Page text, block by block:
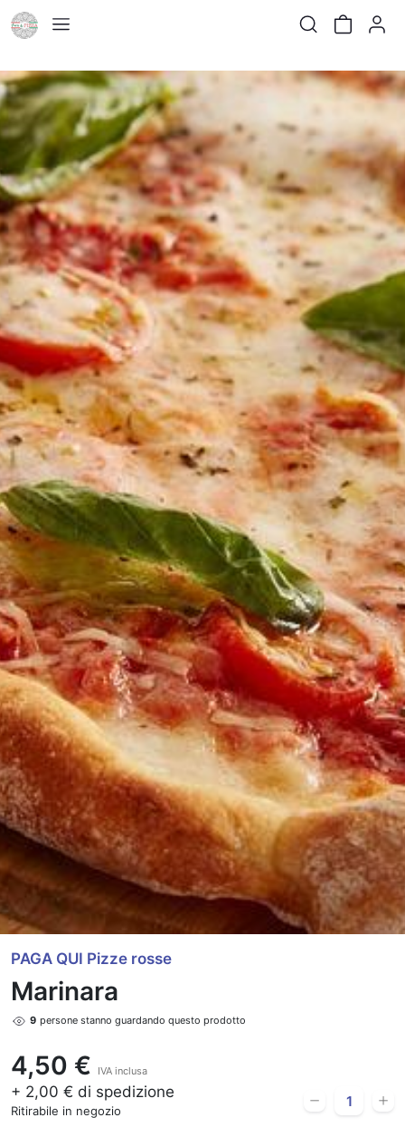
None
PAGA QUI Pizze rosse
Marinara
7 persone stanno guardando questo prodotto
4,50 € IVA inclusa
+ 2,00 € di spedizione
Ritirabile in negozio